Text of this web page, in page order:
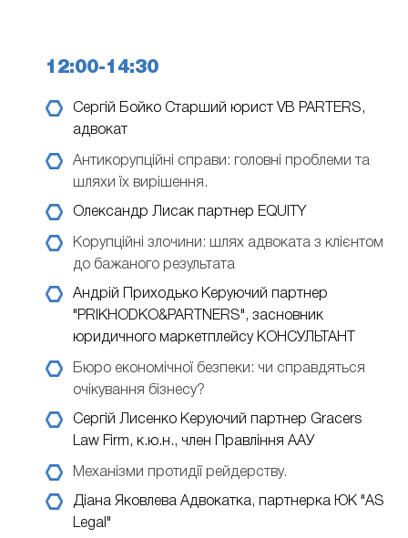
12:00-14:30
Сергій Бойко Cтарший юрист VB PARTERS,
адвокат
Антикорупційні справи: головні проблеми та
шляхи їх вирішення.
Олександр Лисак партнер EQUITY
Корупційні злочини: шлях адвоката з клієнтом
до бажаного результата
Андрій Приходько Керуючий партнер
"PRIKHODKO&PARTNERS", засновник
юридичного маркетплейсу КОНСУЛЬТАНТ
Бюро економічної безпеки: чи справдяться
очікування бізнесу?
Сергій Лисенко Керуючий партнер Gracers
Law Firm, к.ю.н., член Правління ААУ
Механізми протидії рейдерству.
Діана Яковлева Адвокатка, партнерка ЮК "AS
Legal"